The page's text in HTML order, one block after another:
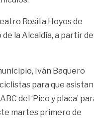
Rosita Hoyos de
la Alcaldía, a partir de
Iván Baquero
para que asistan
del ‘Pico y placa’
martes primero de